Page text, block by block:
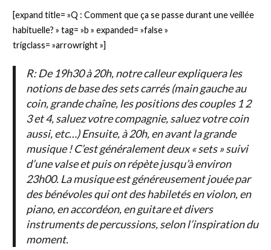
[expand title= »Q : Comment que ça se passe durant une veillée
habituelle? » tag= »b » expanded= »false »
trigclass= »arrowright »]
R:De 19h30 à 20h, notre calleur expliquera les
notions de base des sets carrés (main gauche au
coin, grande chaîne, les positions des couples 1 2
3 et 4, saluez votre compagnie, saluez votre coin
aussi, etc…) Ensuite, à 20h, en avant la grande
musique ! C’est généralement deux « sets » suivi
d’une valse et puis on répète jusqu’à environ
23h00. La musique est généreusement jouée par
des bénévoles qui ont des habiletés en violon, en
piano, en accordéon, en guitare et divers
instruments de percussions, selon l’inspiration du
moment.